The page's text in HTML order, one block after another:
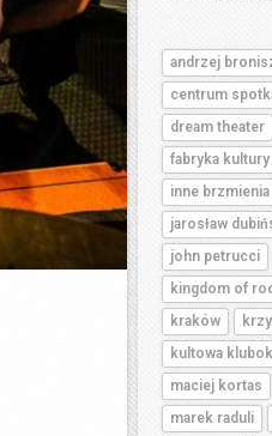
andrzej
centrum
dream theater
fabryka
inne brzmienia
jarosław
john petrucci
kingdom of
kraków
kultowa
maciej kortas
marek raduli